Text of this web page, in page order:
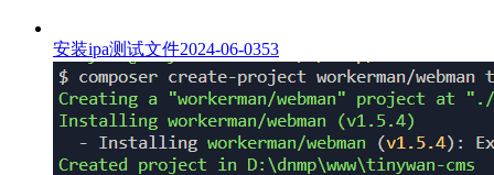
安装ipa测试文件2024-06-0353